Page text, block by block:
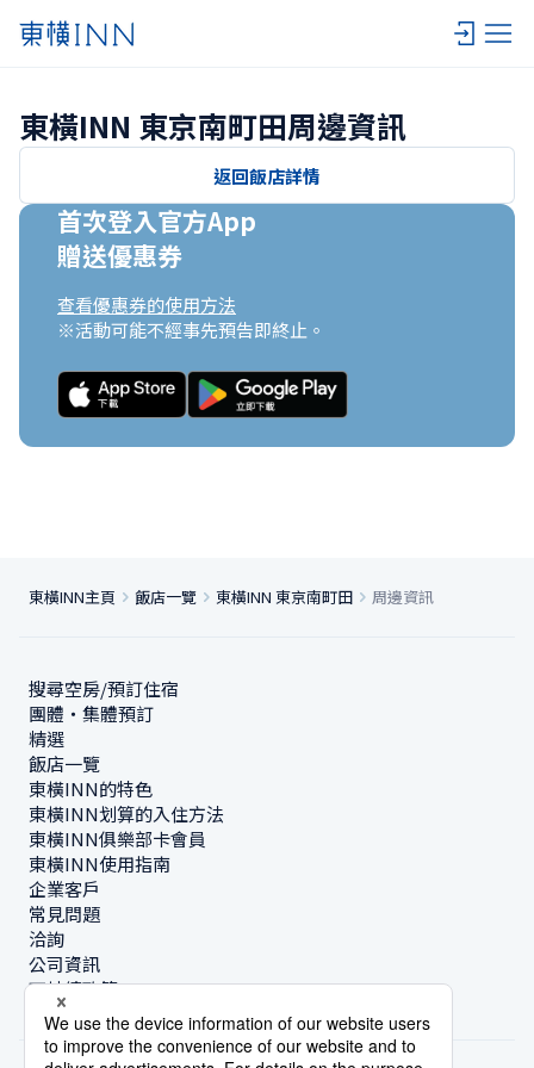
東橫INN 東京南町田周邊資訊
返回飯店詳情
首次登入官方App
贈送優惠券
查看優惠券的使用方法
※活動可能不經事先預告即終止。
東橫INN主頁 飯店一覽 東橫INN 東京南町田 周邊資訊
搜尋空房/預訂住宿
團體・集體預訂
精選
飯店一覽
東橫INN的特色
東橫INN划算的入住方法
東橫INN俱樂部卡會員
東橫INN使用指南
企業客戶
常見問題
洽詢
公司資訊
可持續政策